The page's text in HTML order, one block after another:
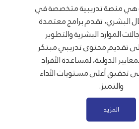
هي منصة تدريبية متخصصة في
البشري، تقدم برامج معتمدة
الموارد البشرية والتطوير
تقديم محتوى تدريبي مبتكر
الدولية، لمساعدة الأفراد
تحقيق أعلى مستويات الأداء
والتميز.
المزيد